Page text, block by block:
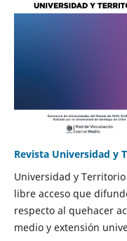
Revista Universidad y
Universidad y
libre acceso que
respecto al quehacer
medio y extensión